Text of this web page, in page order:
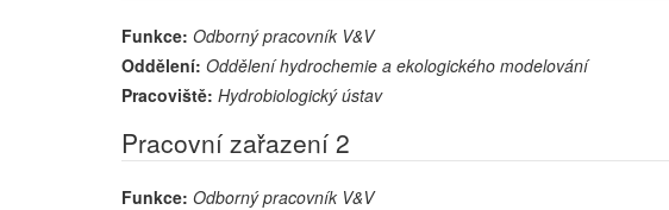
Funkce: Odborný pracovník V&V
Oddělení: Oddělení hydrochemie a ekologického modelování
Pracoviště: Hydrobiologický ústav
Pracovní zařazení 2
Funkce: Odborný pracovník V&V